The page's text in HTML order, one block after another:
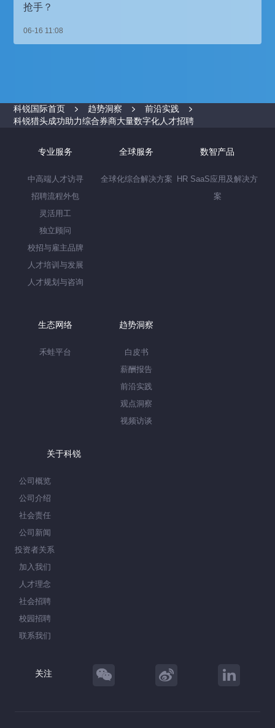
抢手？
06-16 11:08
科锐国际首页 趋势洞察
前沿实践
科锐猎头成功助力综合券商大量数字化人才招聘
专业服务
中高端人才访寻
招聘流程外包
灵活用工
独立顾问
校招与雇主品牌
人才培训与发展
人才规划与咨询
全球服务
全球化综合解决方案
数智产品
HR SaaS应用及解决方
案
生态网络
禾蛙平台
趋势洞察
白皮书
薪酬报告
前沿实践
观点洞察
视频访谈
关于科锐
公司概览
公司介绍
社会责任
公司新闻
投资者关系
加入我们
人才理念
社会招聘
校园招聘
联系我们
关注